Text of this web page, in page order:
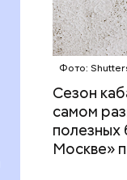
Фото:
Сезон
самом
полезных
Москве»
кожи;
плода.